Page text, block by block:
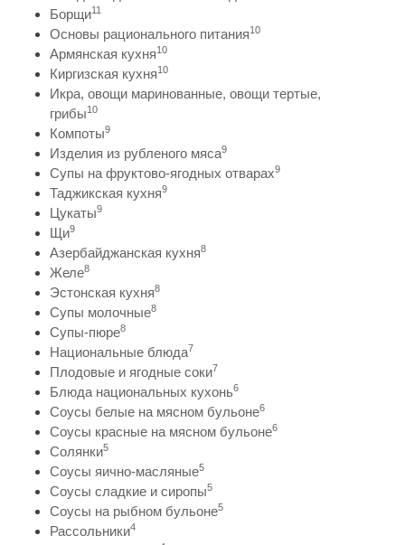
Борщи11
Основы рационального питания10
Армянская кухня10
Киргизская кухня10
Икра, овощи маринованные, овощи тертые,
грибы10
Компоты9
Изделия из рубленого мяса9
Супы на фруктово-ягодных отварах9
Таджикская кухня9
Цукаты9
Щи9
Азербайджанская кухня8
Желе8
Эстонская кухня8
Супы молочные8
Супы-пюре8
Национальные блюда7
Плодовые и ягодные соки7
Блюда национальных кухонь6
Соусы белые на мясном бульоне6
Соусы красные на мясном бульоне6
Солянки5
Соусы яично-масляные5
Соусы сладкие и сиропы5
Соусы на рыбном бульоне5
Рассольники4